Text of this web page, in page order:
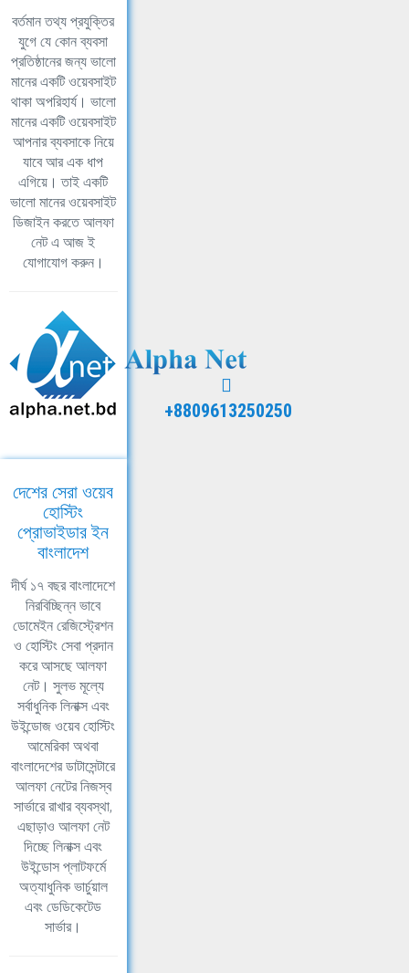
বর্তমান তথ্য প্রযুক্তির
যুগে যে কোন ব্যবসা
প্রতিষ্ঠানের জন্য ভালো
মানের একটি ওয়েবসাইট
থাকা অপরিহার্য। ভালো
মানের একটি ওয়েবসাইট
আপনার ব্যবসাকে নিয়ে
যাবে আর এক ধাপ
এগিয়ে। তাই একটি
ভালো মানের ওয়েবসাইট
ডিজাইন করতে আলফা
নেট এ আজ ই
যোগাযোগ করুন।
+8809613250250
দেশের সেরা ওয়েব
হোস্টিং
প্রোভাইডার ইন
বাংলাদেশ
দীর্ঘ ১৭ বছর বাংলাদেশে
নিরবিচ্ছিন্ন ভাবে
ডোমেইন রেজিস্ট্রেশন
ও হোস্টিং সেবা প্রদান
করে আসছে আলফা
নেট। সুলভ মূল্যে
সর্বাধুনিক লিনাক্স এবং
উইন্ডোজ ওয়েব হোস্টিং
আমেরিকা অথবা
বাংলাদেশের ডাটাসেন্টারে
আলফা নেটের নিজস্ব
সার্ভারে রাখার ব্যবস্থা,
এছাড়াও আলফা নেট
দিচ্ছে লিনাক্স এবং
উইন্ডোস প্লাটফর্মে
অত্যাধুনিক ভার্চুয়াল
এবং ডেডিকেটেড
সার্ভার।